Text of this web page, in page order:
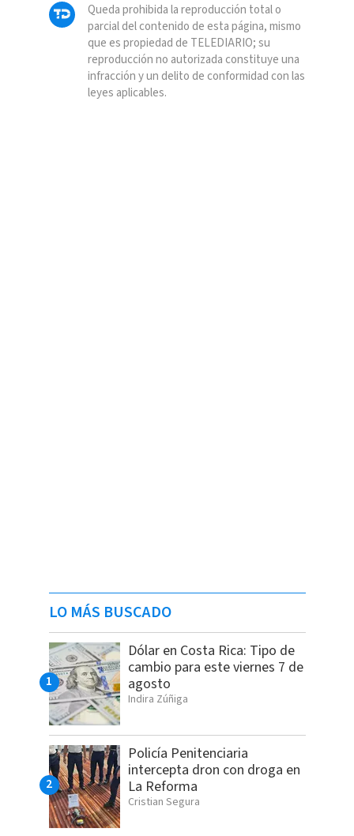
Queda prohibida la reproducción total o
parcial del contenido de esta página, mismo
que es propiedad de TELEDIARIO; su
reproducción no autorizada constituye una
infracción y un delito de conformidad con las
leyes aplicables.
LO MÁS BUSCADO
Dólar en Costa Rica: Tipo de
cambio para este viernes 7 de
agosto
Indira Zúñiga
Policía Penitenciaria
intercepta dron con droga en
La Reforma
Cristian Segura